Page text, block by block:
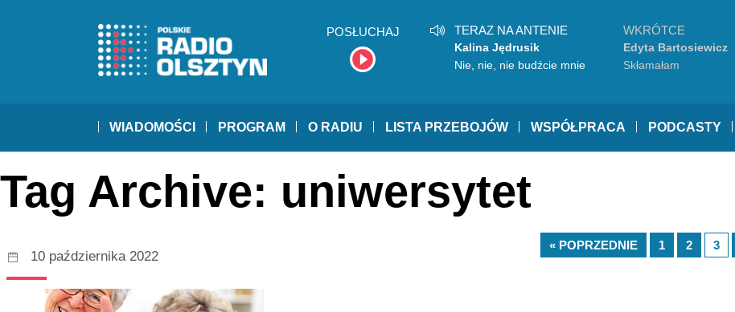
POSŁUCHAJ TERAZ NA ANTENIE
Kalina Jędrusik
Nie, nie, nie budźcie mnie
WKRÓTCE
Edyta Bartosiewicz
Skłamałam
WIADOMOŚCI PROGRAM O RADIU LISTA PRZEBOJÓW WSPÓŁPRACA PODCASTY
Tag Archive: uniwersytet
10 października 2022
« POPRZEDNIE 1 2 3